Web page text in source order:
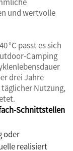
und wertvolle
°C passt es sich
Camping
drei Jahre
Nutzung,
Schnittstellen
oder
realisiert